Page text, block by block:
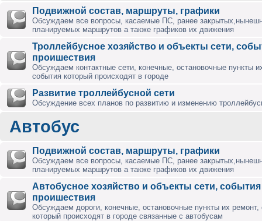
Подвижной состав, маршруты, графики
Обсуждаем все вопросы, касаемые ПС, ранее
планируемых маршрутов а также графиков их движения
Троллейбусное хозяйство и объекты сети,
проишествия
Обсуждаем контактные сети, конечные, остановочные пункты
события который происходят в городе
Развитие троллейбусной сети
Обсуждение всех планов по развитию и изменению
Автобус
Подвижной состав, маршруты, графики
Обсуждаем все вопросы, касаемые ПС, ранее
планируемых маршрутов а также графиков их движения
Автобусное хозяйство и объекты сети,
проишествия
Обсуждаем дороги, конечные, остановочные пункты их ремонт,
который происходят в городе связанные с автобусам